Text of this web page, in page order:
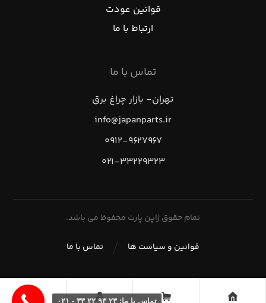
قوانین عودت
ارتباط با ما
تماس با ما
تهران- بازار چراغ برق
info@japanparts.ir
۰۹۱۲-۹۶۲۷۹۶۷
۰۲۱-۳۳۲۲۹۳۲۳
تمام حقوق ژاپن پارت محفوظ می باشد.
تماس با ما قوانین و سیاست ها
تماس با ما: ۲۳ ۹۳ ۲۲ ۳۳ - ۰۲۱